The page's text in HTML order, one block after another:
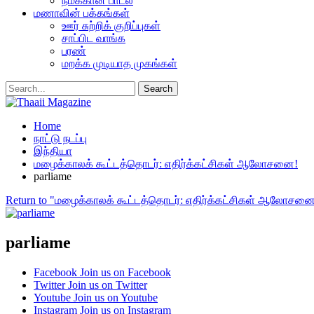
மணாவின் பக்கங்கள்
ஊர் சுற்றிக் குறிப்புகள்
சாப்பிட வாங்க
பரண்
மறக்க முடியாத முகங்கள்
Home
நாட்டு நடப்பு
இந்தியா
மழைக்காலக் கூட்டத்தொடர்: எதிர்க்கட்சிகள் ஆலோசனை!
parliame
Return to "மழைக்காலக் கூட்டத்தொடர்: எதிர்க்கட்சிகள்
parliame
Facebook Join us on Facebook
Twitter Join us on Twitter
Youtube Join us on Youtube
Instagram Join us on Instagram